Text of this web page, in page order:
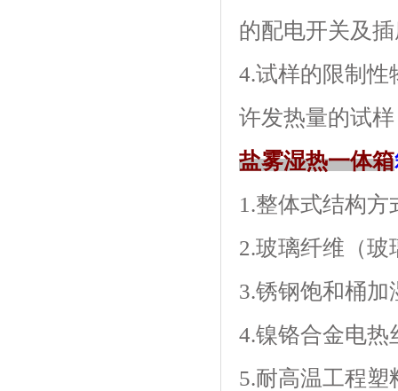
的配电开关及插座
4.试样的限制性
许发热量的试样
盐雾湿热一体箱
1.整体式结构方
2.玻璃纤维（玻
3.锈钢饱和桶
4.镍铬合金电热丝
5.耐高温工程塑